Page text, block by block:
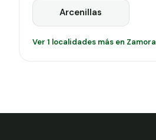
Arcenillas
Ver 1 localidades más en Zamora